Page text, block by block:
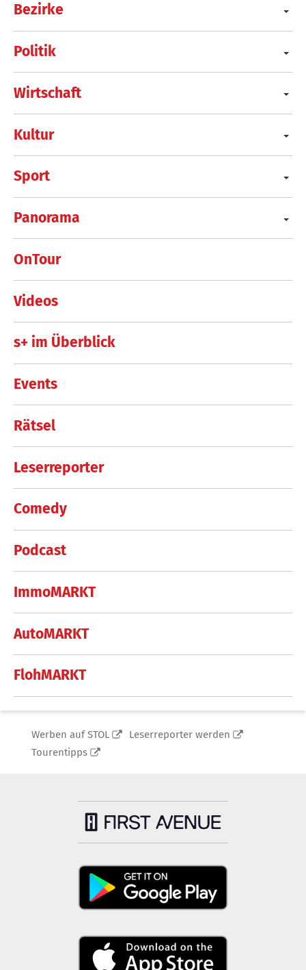
Bezirke
Politik
Wirtschaft
Kultur
Sport
Panorama
OnTour
Videos
s+ im Überblick
Events
Rätsel
Leserreporter
Comedy
Podcast
ImmoMARKT
AutoMARKT
FlohMARKT
Werben auf STOL
Leserreporter werden
Tourentipps